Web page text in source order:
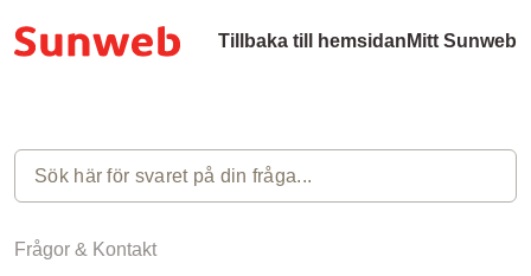
Tillbaka till hemsidan Mitt Sunweb
Frågor & Kontakt